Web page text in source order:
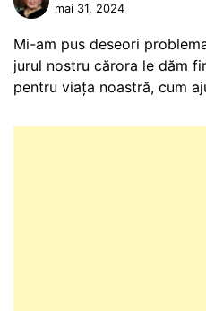
mai 31, 2024
Mi-am pus deseori
jurul nostru cărora le dăm
pentru viața noastră, cum